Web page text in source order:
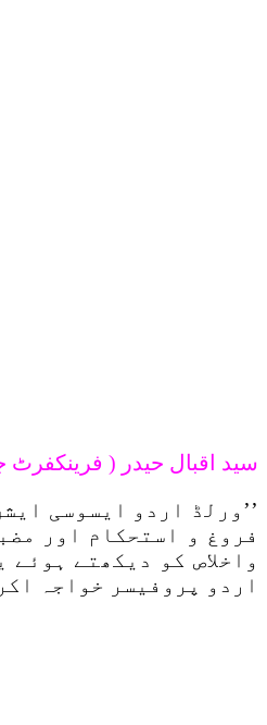
سید اقبال حیدر (
’’ورلڈ اردو ایسوسی
فروغ و استحکام اور
واخلاص کو دیکھتے
اردو پروفیسر خواجہ